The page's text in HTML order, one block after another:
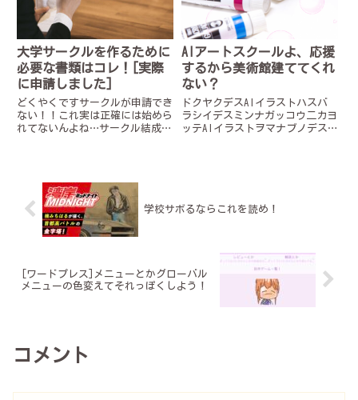
大学サークルを作るために
必要な書類はコレ！[実際
に申請しました]
どくやくですサークルが申請でき
ない！！これ実は正確には始めら
れてないんよね…サークル結成を
初めて申請できるんです！中に
は...
AIアートスクールよ、応援
するから美術館建ててくれ
ない？
ドクヤクデスAIイラストハスバ
ラシイデスミンナガッコウ二カヨ
ッテAIイラストヲマナブノデス…
学校サボるならこれを読め！
[ワードプレス]メニューとかグローバル
メニューの色変えてそれっぽくしよう！
コメント